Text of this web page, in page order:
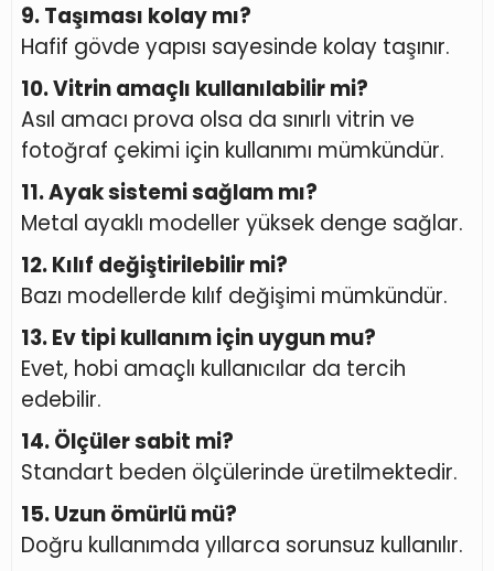
9. Taşıması kolay mı?
Hafif gövde yapısı sayesinde kolay taşınır.
10. Vitrin amaçlı kullanılabilir mi?
Asıl amacı prova olsa da sınırlı vitrin ve
fotoğraf çekimi için kullanımı mümkündür.
11. Ayak sistemi sağlam mı?
Metal ayaklı modeller yüksek denge sağlar.
12. Kılıf değiştirilebilir mi?
Bazı modellerde kılıf değişimi mümkündür.
13. Ev tipi kullanım için uygun mu?
Evet, hobi amaçlı kullanıcılar da tercih
edebilir.
14. Ölçüler sabit mi?
Standart beden ölçülerinde üretilmektedir.
15. Uzun ömürlü mü?
Doğru kullanımda yıllarca sorunsuz kullanılır.